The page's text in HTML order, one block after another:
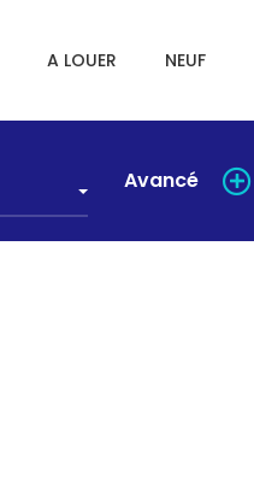
A LOUER NEUF
Avancé